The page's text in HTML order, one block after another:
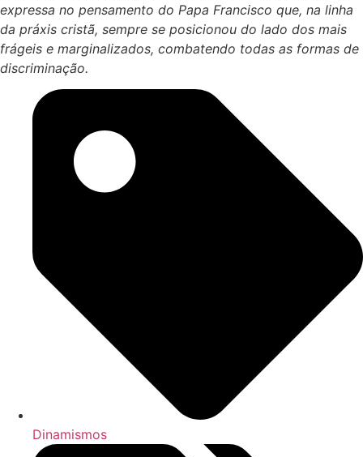
expressa no pensamento do Papa Francisco que, na linha
da práxis cristã, sempre se posicionou do lado dos mais
frágeis e marginalizados, combatendo todas as formas de
discriminação.
Dinamismos